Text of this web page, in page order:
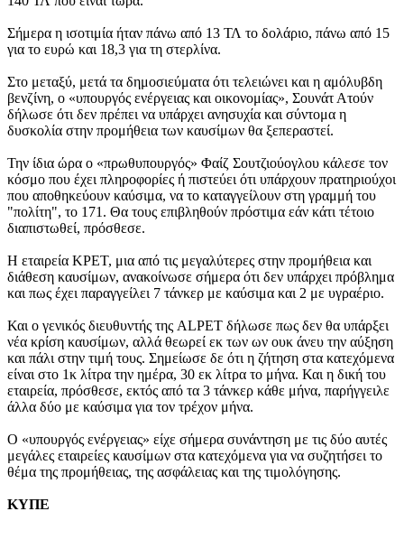
Σήμερα η ισοτιμία ήταν πάνω από 13 ΤΛ το δολάριο, πάνω από 15
για το ευρώ και 18,3 για τη στερλίνα.
Στο μεταξύ, μετά τα δημοσιεύματα ότι τελειώνει και η αμόλυβδη
βενζίνη, ο «υπουργός ενέργειας και οικονομίας», Σουνάτ Ατούν
δήλωσε ότι δεν πρέπει να υπάρχει ανησυχία και σύντομα η
δυσκολία στην προμήθεια των καυσίμων θα ξεπεραστεί.
Την ίδια ώρα ο «πρωθυπουργός» Φαίζ Σουτζιούογλου κάλεσε τον
κόσμο που έχει πληροφορίες ή πιστεύει ότι υπάρχουν πρατηριούχοι
που αποθηκεύουν καύσιμα, να το καταγγείλουν στη γραμμή του
"πολίτη", το 171. Θα τους επιβληθούν πρόστιμα εάν κάτι τέτοιο
διαπιστωθεί, πρόσθεσε.
Η εταιρεία ΚΡΕΤ, μια από τις μεγαλύτερες στην προμήθεια και
διάθεση καυσίμων, ανακοίνωσε σήμερα ότι δεν υπάρχει πρόβλημα
και πως έχει παραγγείλει 7 τάνκερ με καύσιμα και 2 με υγραέριο.
Και ο γενικός διευθυντής της ALPET δήλωσε πως δεν θα υπάρξει
νέα κρίση καυσίμων, αλλά θεωρεί εκ των ων ουκ άνευ την αύξηση
και πάλι στην τιμή τους. Σημείωσε δε ότι η ζήτηση στα κατεχόμενα
είναι στο 1κ λίτρα την ημέρα, 30 εκ λίτρα το μήνα. Και η δική του
εταιρεία, πρόσθεσε, εκτός από τα 3 τάνκερ κάθε μήνα, παρήγγειλε
άλλα δύο με καύσιμα για τον τρέχον μήνα.
Ο «υπουργός ενέργειας» είχε σήμερα συνάντηση με τις δύο αυτές
μεγάλες εταιρείες καυσίμων στα κατεχόμενα για να συζητήσει το
θέμα της προμήθειας, της ασφάλειας και της τιμολόγησης.
ΚΥΠΕ